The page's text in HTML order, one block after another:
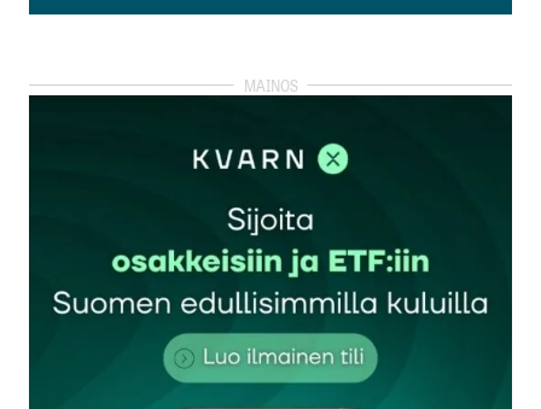
Lisää kommentti
kirjautua
rekisteröityä
Sähköpostiosoitettasi ei julkaista.Pakolliset
kentät on merkitty*